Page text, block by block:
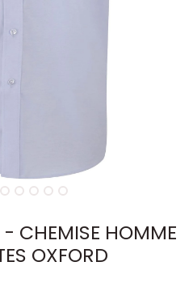
CHEMISE HOMME
OXFORD